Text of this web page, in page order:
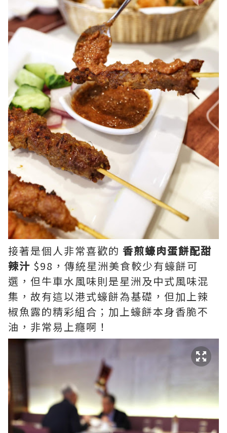
接著是個人非常喜歡的 香煎蠔肉蛋餅配甜
辣汁 $98，傳統星洲美食較少有蠔餅可
選，但牛車水風味則是星洲及中式風味混
集，故有這以港式蠔餅為基礎，但加上辣
椒魚露的精彩組合；加上蠔餅本身香脆不
油，非常易上癮啊！